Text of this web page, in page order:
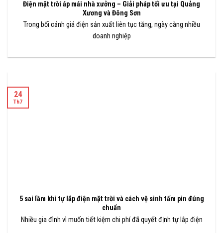
Điện mặt trời áp mái nhà xưởng – Giải pháp tối ưu tại Quảng
Xương và Đông Sơn
Trong bối cảnh giá điện sản xuất liên tục tăng, ngày càng nhiều
doanh nghiệp
5 sai lầm khi tự lắp điện mặt trời và cách vệ sinh tấm pin đúng
chuẩn
Nhiều gia đình vì muốn tiết kiệm chi phí đã quyết định tự lắp điện
24
Th7